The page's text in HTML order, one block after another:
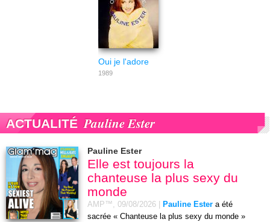
Oui je l'adore
1989
ACTUALITÉ Pauline Ester
Pauline Ester
Elle est toujours la
chanteuse la plus sexy du
monde
AMP™, 09/08/2026 Pauline Ester a été
sacrée « Chanteuse la plus sexy du monde »